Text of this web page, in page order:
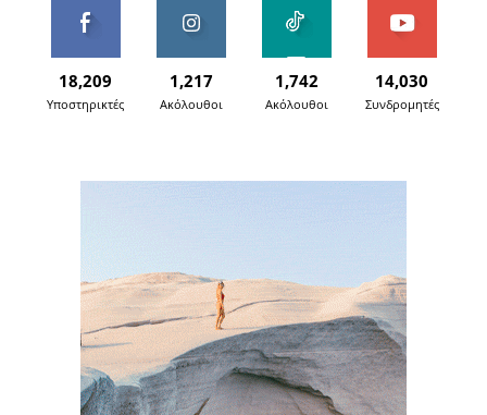
18,209
Υποστηρικτές
1,217
Ακόλουθοι
1,742
Ακόλουθοι
14,030
Συνδρομητές